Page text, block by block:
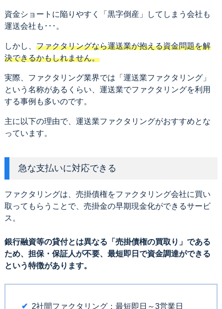
資金ショートに陥りやすく「黒字倒産」してしまう会社も
運送会社も･･･。
しかし、 ファクタリングなら運送業が抱える資金問題を解
決できるかもしれません。
実際、ファクタリング業界では「運送業ファクタリング」
という名称があるくらい、運送業でファクタリングを利用
する事例も多いのです。
主に以下の理由で、運送業ファクタリングがおすすめとな
っています。
急な支払いに対応できる
ファクタリングは、売掛債権をファクタリング会社に買い
取ってもらうことで、売掛金の早期現金化ができるサービ
ス。
銀行融資等の貸付とは異なる「売掛債権の買取り」である
ため、担保・保証人が不要、最短即日で資金調達ができる
という特徴があります。
2社間ファクタリング：最短即日～3営業日